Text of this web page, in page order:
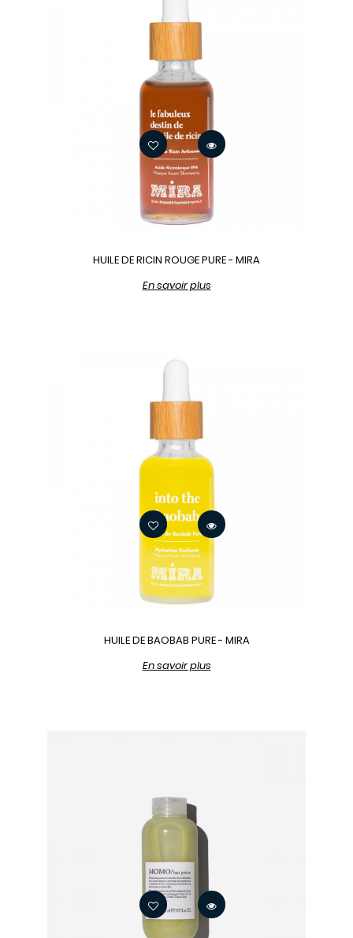
HUILE DE RICIN ROUGE PURE - MIRA
En savoir plus
HUILE DE BAOBAB PURE - MIRA
En savoir plus